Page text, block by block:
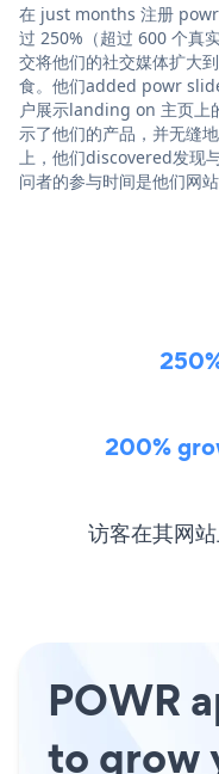
在 just months 注册
过 250%（超过 600 个真
交将他们的社交媒体扩大
食。他们added powr
户展示landing on 主页上
示了他们的产品，并无缝
上，他们discovered发现
问者的参与时间是他们网
200%
访客在其网
POWR
to grow